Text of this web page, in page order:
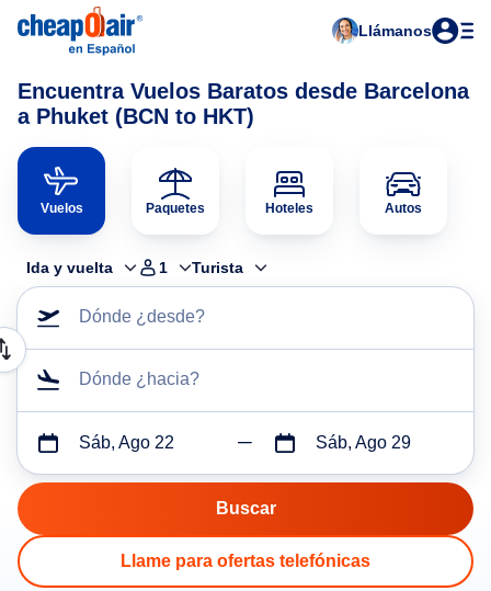
Llámanos
Encuentra Vuelos Baratos desde Barcelona
a Phuket (BCN to HKT)
Vuelos Paquetes Hoteles Autos
Ida y vuelta 1 Turista
Dónde ¿desde?
Dónde ¿hacia?
Sáb, Ago 22 Sáb, Ago 29
Llame para ofertas telefónicas